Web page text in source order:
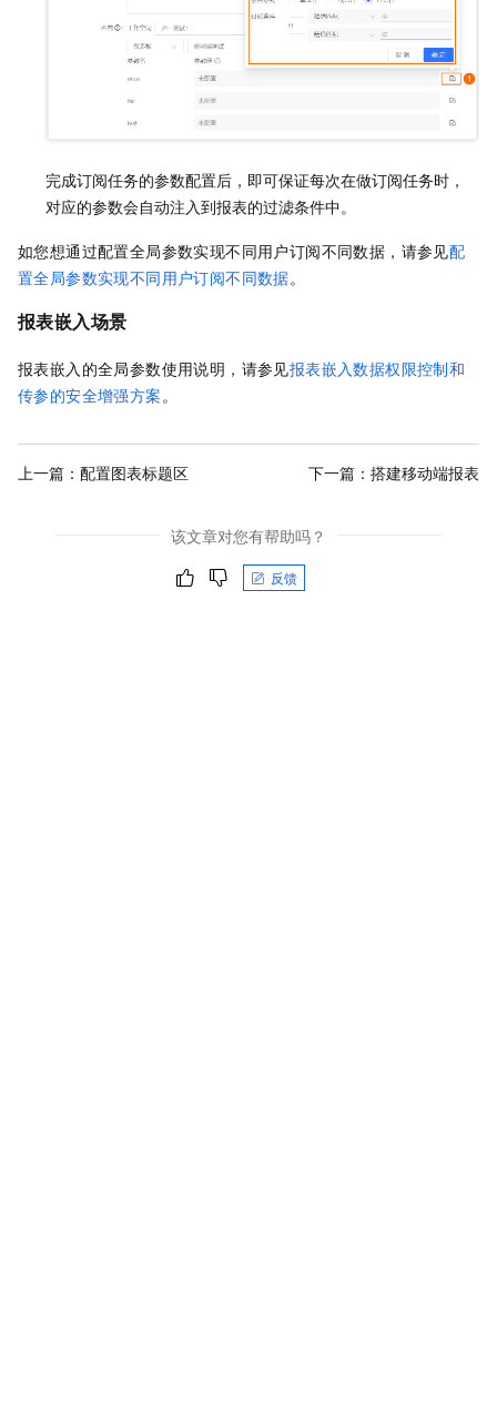
完成订阅任务的参数配置后，即可保证每次在做订阅任务时，
对应的参数会自动注入到报表的过滤条件中。
如您想通过配置全局参数实现不同用户订阅不同数据，请参见配
置全局参数实现不同用户订阅不同数据。
报表嵌入场景
报表嵌入的全局参数使用说明，请参见报表嵌入数据权限控制和
传参的安全增强方案 。
上一篇： 配置图表标题区 下一篇： 搭建移动端报表
该文章对您有帮助吗？
反馈